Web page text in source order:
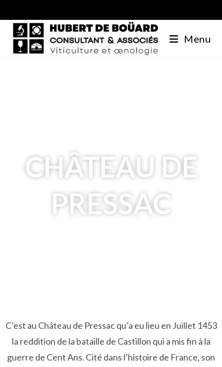
Menu
CHÂTEAU DE
PRESSAC
C’est au Château de Pressac qu’a eu lieu en Juillet 1453
la reddition de la bataille de Castillon qui a mis fin à la
guerre de Cent Ans. Cité dans l’histoire de France, son